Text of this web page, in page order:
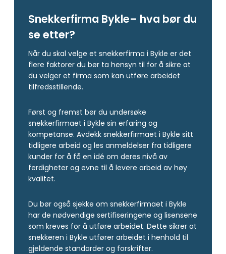
Snekkerfirma Bykle– hva bør du
se etter?
Når du skal velge et snekkerfirma i Bykle er det
flere faktorer du bør ta hensyn til for å sikre at
du velger et firma som kan utføre arbeidet
tilfredsstillende.
Først og fremst bør du undersøke
snekkerfirmaet i Bykle sin erfaring og
kompetanse. Avdekk snekkerfirmaet i Bykle sitt
tidligere arbeid og les anmeldelser fra tidligere
kunder for å få en idé om deres nivå av
ferdigheter og evne til å levere arbeid av høy
kvalitet.
Du bør også sjekke om snekkerfirmaet i Bykle
har de nødvendige sertifiseringene og lisensene
som kreves for å utføre arbeidet. Dette sikrer at
snekkeren i Bykle utfører arbeidet i henhold til
gjeldende standarder og forskrifter.